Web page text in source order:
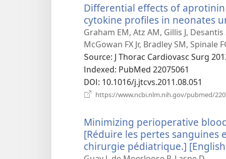
Differential effects of
cytokine profiles in neonates
Graham EM, Atz AM, Gillis J,
McGowan FX Jr, Bradley SM, Spinale
Source‎: J Thorac Cardiovasc Surg
Indexed‎: PubMed 22075061
DOI‎: 10.1016/j.jtcvs.2011.08.051
https://www.ncbi.nlm.nih.gov/pubmed/
Minimizing perioperative
[Réduire les pertes sanguines
chirurgie pédiatrique.]